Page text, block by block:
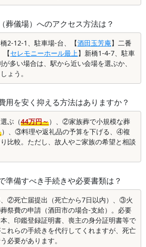
葬儀場）へのアクセス方法は？
2-12-1、駐車場-台、【酒田玉芳庵】二番
【セレモニーホール最上】新橋1-4-7、駐車
多い場合は、駅から近い会場を選ぶか、
ょう。
用を安く抑える方法はありますか？
ぶ（44万円～）、②家族葬で小規模な葬
）、③料理や返礼品の予算を下げる、④複
比較。ただし、故人やご家族の希望と相談
準備すべき手続きや必要書類は？
②死亡届提出（死亡から7日以内）、③火
祭費の申請（酒田市の場合-支給）。必要
、印鑑登録証明書、喪主の身分証明書等で
れらの手続きを代行してくれますが、死亡
必要があります。